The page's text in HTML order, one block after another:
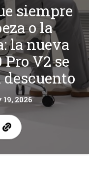
siempre
o la
la nueva
V2 se
19, 2026